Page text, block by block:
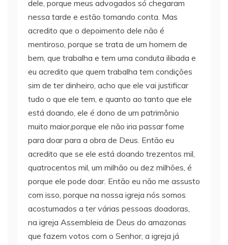
dele, porque meus advogados só chegaram
nessa tarde e estão tomando conta. Mas
acredito que o depoimento dele não é
mentiroso, porque se trata de um homem de
bem, que trabalha e tem uma conduta ilibada e
eu acredito que quem trabalha tem condições
sim de ter dinheiro, acho que ele vai justificar
tudo o que ele tem, e quanto ao tanto que ele
está doando, ele é dono de um patrimônio
muito maior,porque ele não iria passar fome
para doar para a obra de Deus. Então eu
acredito que se ele está doando trezentos mil,
quatrocentos mil, um milhão ou dez milhões, é
porque ele pode doar. Então eu não me assusto
com isso, porque na nossa igreja nós somos
acostumados a ter várias pessoas doadoras,
na igreja Assembleia de Deus do amazonas
que fazem votos com o Senhor, a igreja já